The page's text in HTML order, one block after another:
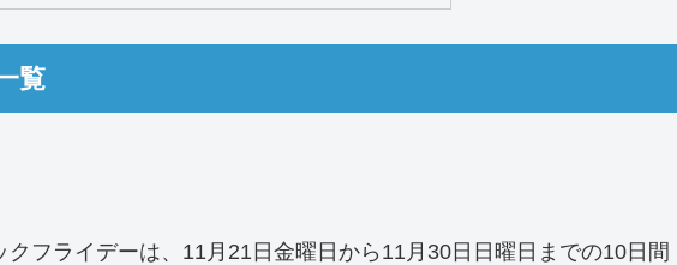
覧
フライデーは、11月21日金曜日から11月30日日曜日までの10日間